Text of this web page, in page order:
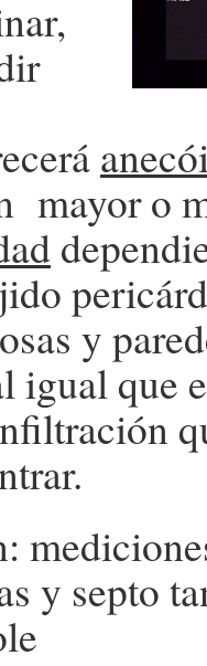
mayor o
y
igual que
y septo